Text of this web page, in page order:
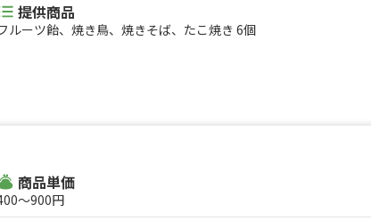
提供商品
ルーツ飴、焼き鳥、焼きそば、たこ焼き 6個
商品単価
〜900円